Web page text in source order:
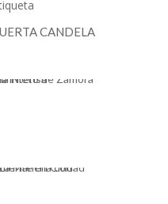
CANDELA